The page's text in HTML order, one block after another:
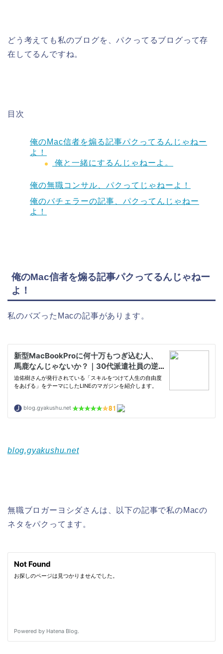
どう考えても私のブログを、パクってるブログって存
在してるんですね。
目次
俺のMac信者を煽る記事パクってるんじゃねー
よ！
俺と一緒にするんじゃねーよ。
俺の無職コンサル、パクってじゃねーよ！
俺のバチェラーの記事、パクってんじゃねー
よ！
俺のMac信者を煽る記事パクってるんじゃねー
よ！
私のバズったMacの記事があります。
blog.gyakushu.net
無職ブロガーヨシダさんは、以下の記事で私のMacの
ネタをパクってます。